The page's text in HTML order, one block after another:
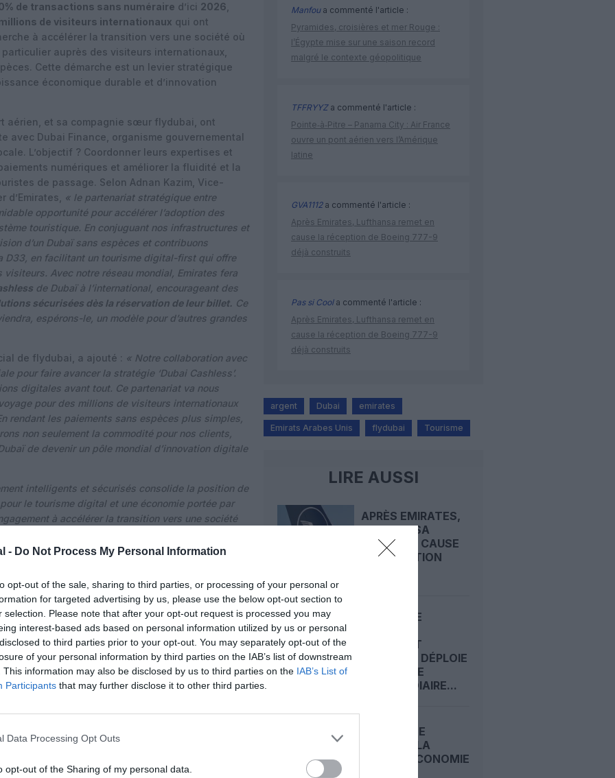
- Do Not Process My Personal Information
opt-out of the sale, sharing to third parties, or processing of your personal or
for targeted advertising by us, please use the below opt-out section to
selection. Please note that after your opt-out request is processed you may
interest-based ads based on personal information utilized by us or personal
to third parties prior to your opt-out. You may separately opt-out of the
of your personal information by third parties on the IAB’s list of downstream
This information may also be disclosed by us to third parties on the IAB’s List of
Participants that may further disclose it to other third parties.
Data Processing Opt Outs
opt-out of the Sharing of my personal data.
de transactions sans numéraire d’ici 2026
de visiteurs internationaux qui ont
à accélérer la transition vers une société où
auprès des visiteurs internationaux,
Cette démarche est un levier stratégique
économique durable et d’innovation
aérien, et sa compagnie sœur flydubai, ont
avec Dubai Finance, organisme gouvernemental
L’objectif ? Coordonner leurs expertises et
numériques et améliorer la fluidité et la
de passage. Selon Adnan Kazim, Vice-
« le partenariat stratégique entre
opportunité pour accélérer l’adoption des
touristique. En conjuguant nos infrastructures et
d’un Dubaï sans espèces et contribuons
D33, en facilitant un tourisme digital-first qui offre
Avec notre réseau mondial, Emirates fera
de Dubaï à l’international, encourageant des
sécurisées dès la réservation de leur billet. Ce
espérons-le, un modèle pour d’autres grandes
de flydubai, a ajouté : « Notre collaboration avec
pour faire avancer la stratégie ‘Dubai Cashless’.
digitales avant tout. Ce partenariat va nous
pour des millions de visiteurs internationaux
rendant les paiements sans espèces plus simples,
non seulement la commodité pour nos clients,
de devenir un pôle mondial d’innovation digitale
intelligents et sécurisés consolide la position de
le tourisme digital et une économie portée par
à accélérer la transition vers une société
financière sont maximales »
Finance.
ET DES
déjà d’une large expertise dans les
14 passerelles de paiement en ligne à ses clients
fonctionne entièrement en monnaie digitale. Le
sur ces bases solides pour partager savoir-
ateliers autour des solutions cashless dans le
avant leur arrivée à Dubaï, pour rendre
avec la promotion des paiements sans contact
Les partenaires développeront des
Manfoua commenté l'article :
Pyramides, croisières et mer Rouge :
l’Égypte mise sur une saison record
malgré le contexte géopolitique
TFFRYYZa commenté l'article :
Pointe‑à‑Pitre – Panama City : Air France
ouvre un pont aérien vers l’Amérique
latine
GVA1112a commenté l'article :
Après Emirates, Lufthansa remet en
cause la réception de Boeing 777-9
déjà construits
Pas si Coola commenté l'article :
Après Emirates, Lufthansa remet en
cause la réception de Boeing 777-9
déjà construits
argent Dubai emirates
Emirats Arabes Unis flydubai Tourisme
LIRE AUSSI
APRÈS EMIRATES,
LUFTHANSA
REMET EN CAUSE
LA RÉCEPTION
ECONOMIE
COMMENT
EMIRATES DÉPLOIE
SA CLASSE
INTERMÉDIAIRE...
CARNET DE
VOYAGE : LA
CLASSE ECONOMIE